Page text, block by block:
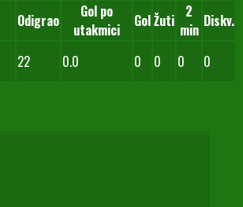
Odigrao
Gol po
utakmici
GolŽuti
2
min Diskv.
22 0.0 0 0 0 0